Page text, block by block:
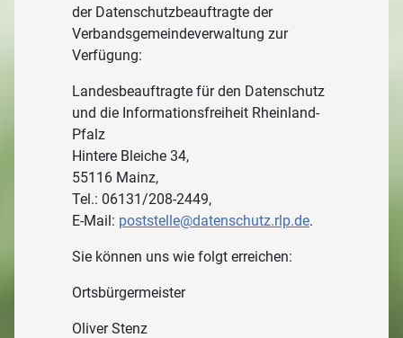
der Datenschutzbeauftragte der
Verbandsgemeindeverwaltung zur
Verfügung:
Landesbeauftragte für den Datenschutz
und die Informationsfreiheit Rheinland-
Pfalz
Hintere Bleiche 34,
55116 Mainz,
Tel.: 06131/208-2449,
E-Mail: poststelle@datenschutz.rlp.de.
Sie können uns wie folgt erreichen:
Ortsbürgermeister
Oliver Stenz